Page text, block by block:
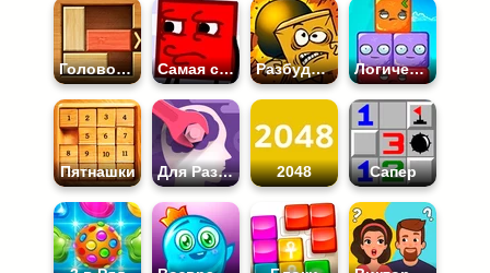
Головоломки Самая сложная игра в мире Разбуди Коробку Логические
Пятнашки Для Развития Мозга 2048 Сапер